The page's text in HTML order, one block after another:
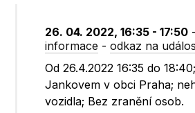
26. 04. 2022, 16:35 - 17:50
informace -odkaz na
Od 26.4.2022 16:35 do
Jankovem v obci Praha;
vozidla; Bez zranění osob.